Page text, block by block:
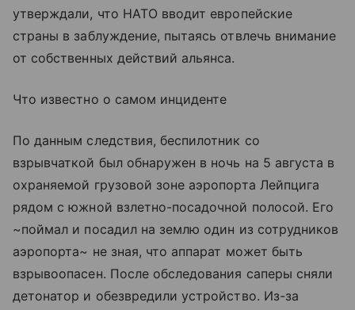
утверждали, что НАТО вводит европейские
страны в заблуждение, пытаясь отвлечь внимание
от собственных действий альянса.
Что известно о самом инциденте
По данным следствия, беспилотник со
взрывчаткой был обнаружен в ночь на 5 августа в
охраняемой грузовой зоне аэропорта Лейпцига
рядом с южной взлетно-посадочной полосой. Его
~поймал и посадил на землю один из сотрудников
аэропорта~ не зная, что аппарат может быть
взрывоопасен. После обследования саперы сняли
детонатор и обезвредили устройство. Из-за